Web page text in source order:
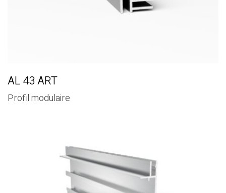
AL 43 ART
Profil modulaire